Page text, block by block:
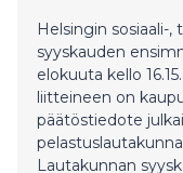
Helsingin sosiaali-,
syyskauden
elokuuta kello
liitteineen on
päätöstiedote
Lautakunnan